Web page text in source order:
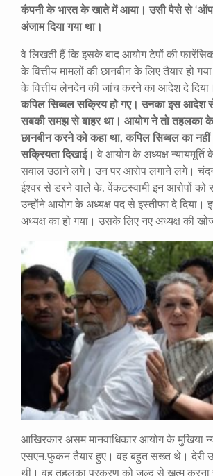
कंपनी के भारत के खाते में आया। उसी पैसे से‘
अंजाम दिया गया था।
वे लिखती हैं कि इसके बाद आयोग टेपों की
के वित्तीय मामलों की छानबीन के लिए तैयार हो
के वित्तीय लेनदेन की जांच करने का आदेश दे
कपिल सिब्बल सक्रिय हो गए। उनका इस आदेश
सबकी समझ से बाहर था। आयोग ने तो तहलका के
छानबीन करने को कहा था,कपिल सिब्बल का
सक्रियता दिखाई। वे आयोग के अध्यक्ष न्यायमूर्ति
सवाल उठाने लगे। उन पर आरोप लगाने लगे।
ईश्वर से डरने वाले के. वेंकटस्वामी इन आरोपों को
उन्होंने आयोग के अध्यक्ष पद से इस्तीफा दे दिया।
अध्यक्ष का हो गया। उसके लिए नए अध्यक्ष की
आखिरकार असम मानवाधिकार आयोग के मुखिया
एसएन.फुकन तैयार हुए। वह बहुत सख्त थे। देरी
थी। वह तहलका प्रकरण को जल्द से खत्म करना